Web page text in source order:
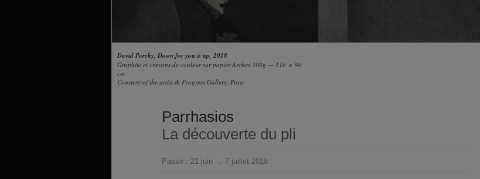
David Porchy, Down for you is up, 2018
Graphite et crayons de couleur sur papier Arches 300g — 110 × 90
cm
Courtesy of the artist & Progress Gallery, Paris
Parrhasios
La découverte du pli
Passé : 21 juin → 7 juillet 2018